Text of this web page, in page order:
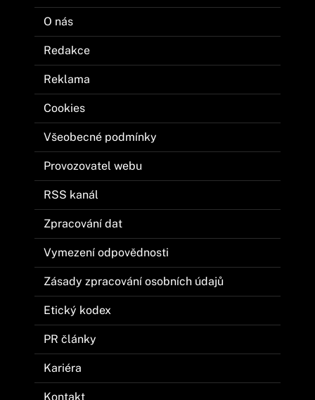
O nás
Redakce
Reklama
Cookies
Všeobecné podmínky
Provozovatel webu
RSS kanál
Zpracování dat
Vymezení odpovědnosti
Zásady zpracování osobních údajů
Etický kodex
PR články
Kariéra
Kontakt